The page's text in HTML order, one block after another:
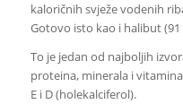
kaloričnih svježe vodenih
Gotovo isto kao i halibut (91
To je jedan od najboljih
proteina, minerala i
E i D (holekalciferol).